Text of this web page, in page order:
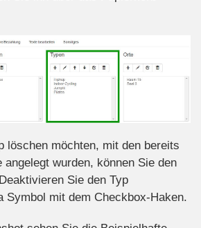
löschen möchten, mit den bereits
angelegt wurden, können Sie den
Sie den Typ
Symbol mit dem Checkbox-Haken.